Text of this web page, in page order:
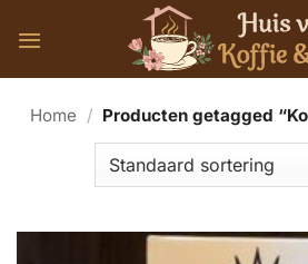
naar
Home / Producten getagged